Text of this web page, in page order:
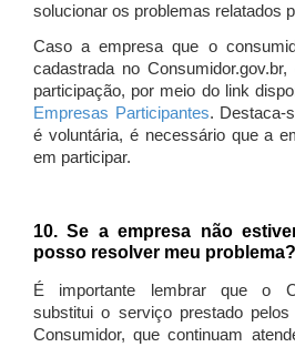
solucionar os problemas relatados
Caso a empresa que o
cadastrada no
participação, por meio do link
Empresas Participantes. Destaca-
é voluntária, é necessário que a
em participar.
10. Se a empresa não
posso resolver meu problema?
É importante lembrar que o
substitui o serviço prestado
Consumidor, que continuam